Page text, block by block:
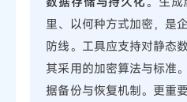
里、以何种方式加密，是
防线。工具应支持对静态
其采用的加密算法与标准
据备份与恢复机制。更重